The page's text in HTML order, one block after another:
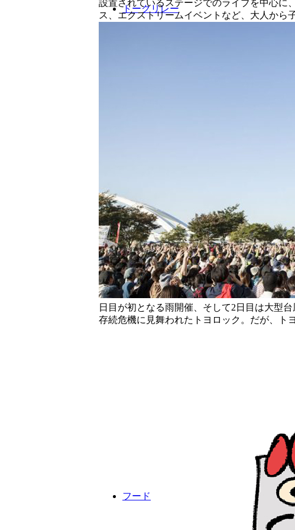
トークリレー
ブランド
フード
設置されているステージでのライブを中心に
ス、エクストリームイベントなど、大人から
日目が初となる雨開催、そして2日目は大型
存続危機に見舞われたトヨロック。だが、ト